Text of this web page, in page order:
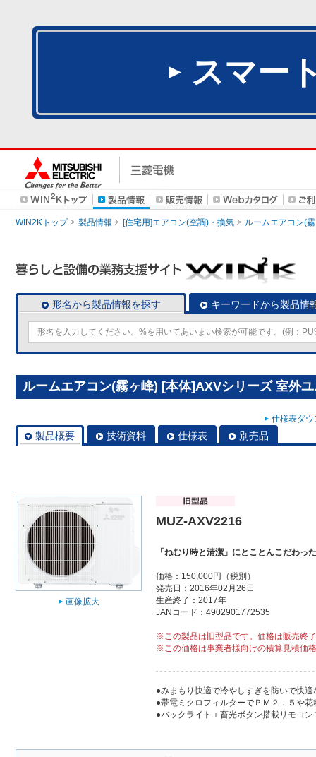
スマー
WIN2Kトップ 製品情報 [住宅用]エアコン(空調)・換気 ルームエアコン(
形名から製品情報を探す キーワードから製品情
ルームエアコン(霧ヶ峰) [本体]AXVシリーズ 室外
仕様表ダ
製品概要 技術資料 仕様表 別売品
画像拡大
MUZ-AXV2216
「ねむり時と清潔」にとことんこだわっ
価格：150,000円（税別）
発売日：2016年02月26日
生産終了：2017年
JANコード：4902901772535
※この製品は旧型品です。価格は販売終
※この価格は事業者様向けの積算見積価
●みまもり快適で冷やしすぎを防いで快適
●帯電ミクロフィルターでＰＭ２．５や花
●バックライト＋畜光ボタン搭載リモコン